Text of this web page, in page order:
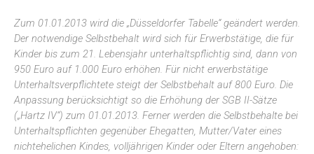
Zum 01.01.2013 wird die „Düsseldorfer Tabelle“ geändert werden.
Der notwendige Selbstbehalt wird sich für Erwerbstätige, die für
Kinder bis zum 21. Lebensjahr unterhaltspflichtig sind, dann von
950 Euro auf 1.000 Euro erhöhen. Für nicht erwerbstätige
Unterhaltsverpflichtete steigt der Selbstbehalt auf 800 Euro. Die
Anpassung berücksichtigt so die Erhöhung der SGB II-Sätze
(„Hartz IV“) zum 01.01.2013. Ferner werden die Selbstbehalte bei
Unterhaltspflichten gegenüber Ehegatten, Mutter/Vater eines
nichtehelichen Kindes, volljährigen Kinder oder Eltern angehoben: